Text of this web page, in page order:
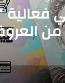
فعالية
البنك